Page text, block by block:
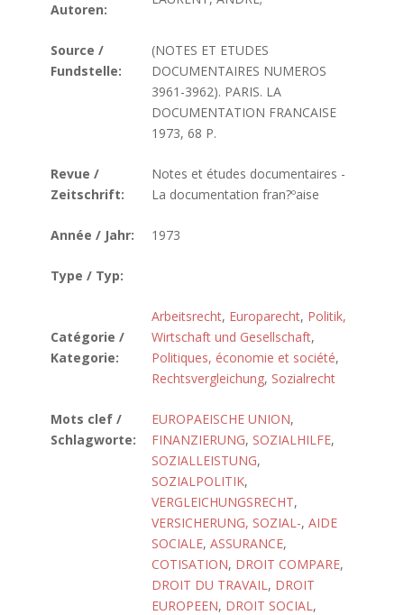
Autoren:
Source /
Fundstelle:
(NOTES ET ETUDES
DOCUMENTAIRES NUMEROS
3961-3962). PARIS. LA
DOCUMENTATION FRANCAISE
1973, 68 P.
Revue /
Zeitschrift:
Notes et études documentaires -
La documentation fran?ºaise
Année / Jahr: 1973
Type / Typ:
Catégorie /
Kategorie:
Arbeitsrecht, Europarecht, Politik,
Wirtschaft und Gesellschaft,
Politiques, économie et société,
Rechtsvergleichung, Sozialrecht
Mots clef /
Schlagworte:
EUROPAEISCHE UNION,
FINANZIERUNG, SOZIALHILFE,
SOZIALLEISTUNG,
SOZIALPOLITIK,
VERGLEICHUNGSRECHT,
VERSICHERUNG, SOZIAL-, AIDE
SOCIALE, ASSURANCE,
COTISATION, DROIT COMPARE,
DROIT DU TRAVAIL, DROIT
EUROPEEN, DROIT SOCIAL,